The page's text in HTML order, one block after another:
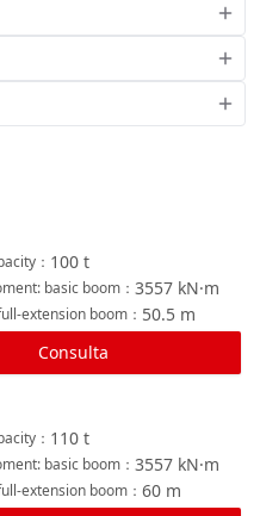
100 t
：
3557 kN·m
basic boom ：
50.5 m
extension boom ：
Consulta
110 t
：
3557 kN·m
basic boom ：
60 m
extension boom ：